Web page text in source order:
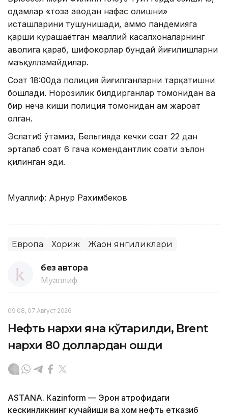
одамлар «тоза ҳаводан нафас олишни»
исташларини тушунишади, аммо пандемияга
қарши курашаётган маҳаллий касалхоналарнинг
аҳволига қараб, шифокорлар бундай йиғилишларни
маъқулламайдилар.
Соат 18:00да полиция йиғилганларни тарқатишни
бошлади. Норозилик билдирганлар томонидан ва
бир неча киши полиция томонидан ҳам жароҳат
олган.
Эслатиб ўтамиз, Бельгияда кечки соат 22 дан
эрталаб соат 6 гача комендантлик соати эълон
қилинган эди.
Муаллиф: Арнур Рахимбеков
Европа Хориж Жаҳон янгиликлари
без автора
Муаллиф
09:08, 07 Август 2026
Нефть нархи яна кўтарилди, Brent
нархи 80 доллардан ошди
ASTANА. Кazinform — Эрон атрофидаги
кескинликнинг кучайиши ва хом нефть етказиб